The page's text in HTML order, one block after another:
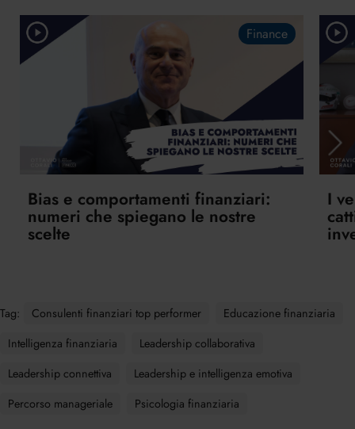
Bias e comportamenti finanziari:
numeri che spiegano le nostre
scelte
Finance
I
Tag: Consulenti finanziari top performer
Educazione finanziaria
Intelligenza finanziaria
Leadership collaborativa
Leadership connettiva
Leadership e intelligenza emotiva
Percorso manageriale
Psicologia finanziaria